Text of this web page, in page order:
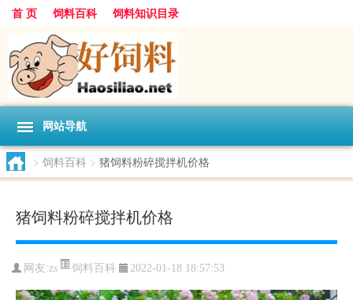
首 页 饲料百科 饲料知识目录
网站导航
> 饲料百科 > 猪饲料粉碎搅拌机价格
猪饲料粉碎搅拌机价格
网友:zs 饲料百科 2022-01-18 18:57:53